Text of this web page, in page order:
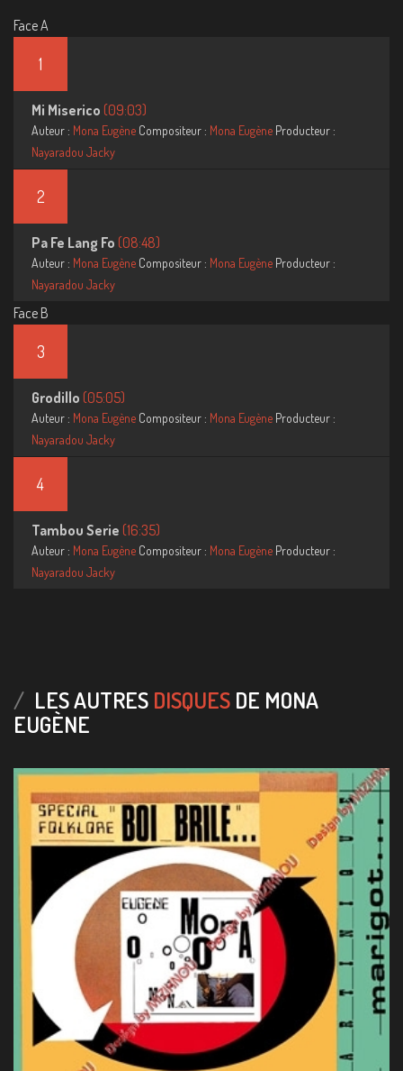
Face A
1
Mi Miserico (09:03)
Auteur : Mona Eugène Compositeur : Mona Eugène Producteur :
Nayaradou Jacky
2
Pa Fe Lang Fo (08:48)
Auteur : Mona Eugène Compositeur : Mona Eugène Producteur :
Nayaradou Jacky
Face B
3
Grodillo (05:05)
Auteur : Mona Eugène Compositeur : Mona Eugène Producteur :
Nayaradou Jacky
4
Tambou Serie (16:35)
Auteur : Mona Eugène Compositeur : Mona Eugène Producteur :
Nayaradou Jacky
LES AUTRES DISQUES DE MONA
EUGÈNE